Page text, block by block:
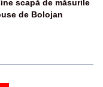
scapă de măsurile
de Bolojan